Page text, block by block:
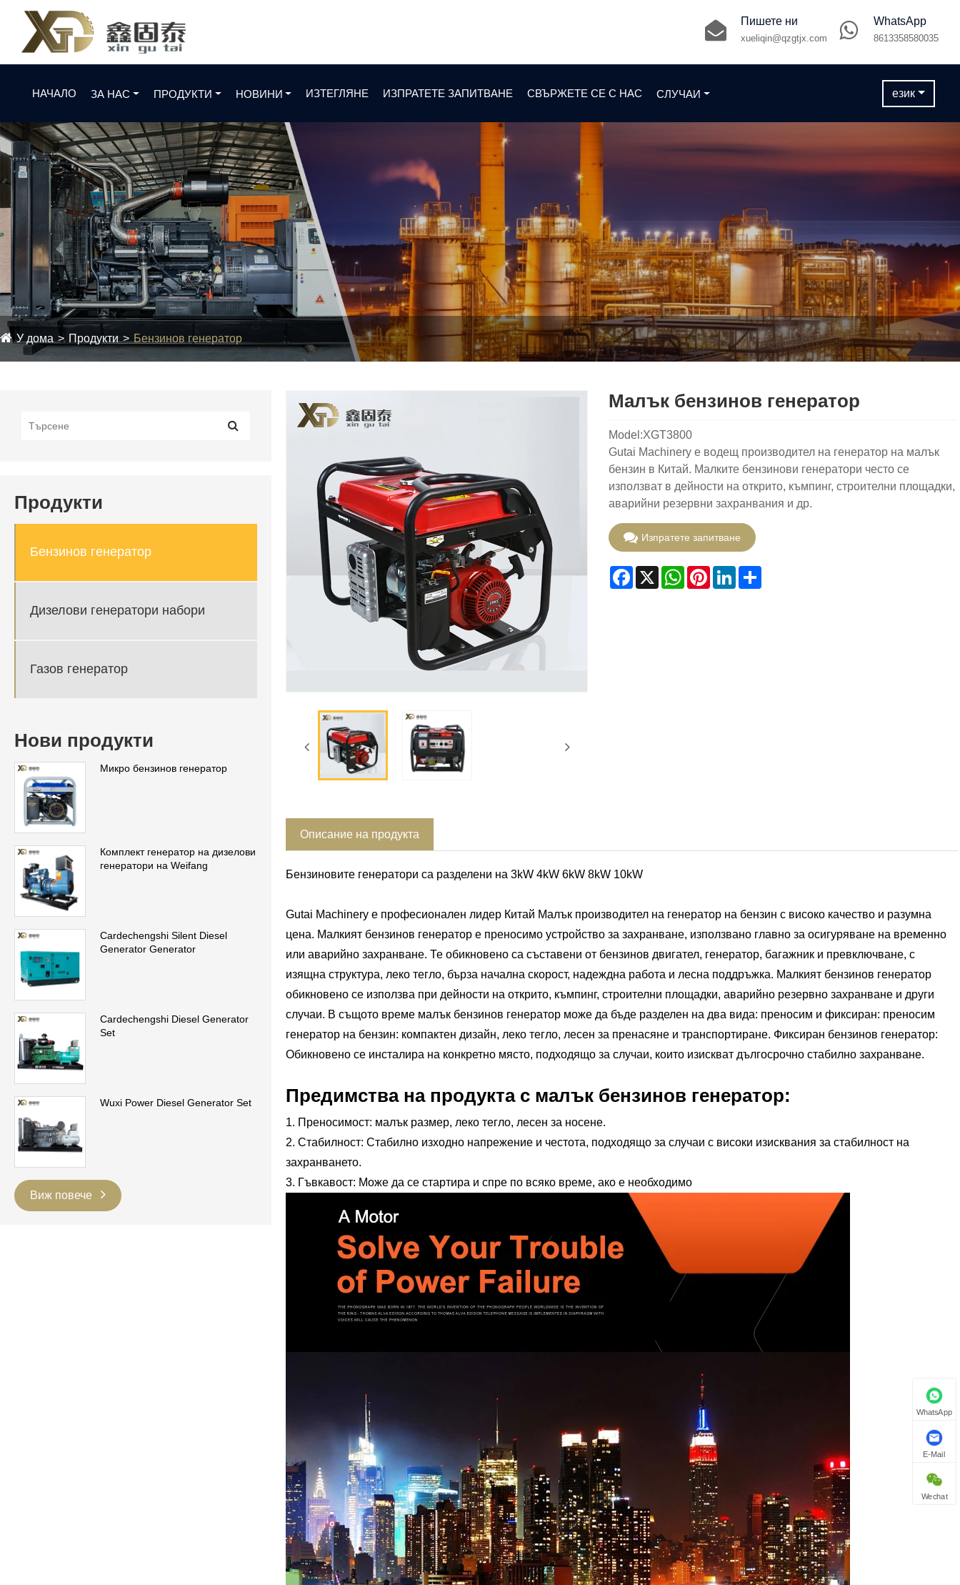
WhatsApp
8613358580035
Пишете ни
xueliqin@qzgtjx.com
НАЧАЛО ЗА НАС ПРОДУКТИ НОВИНИ ИЗТЕГЛЯНЕ ИЗПРАТЕТЕ ЗАПИТВАНЕ СВЪРЖЕТЕ СЕ С НАС СЛУЧАИ език
У дома Продукти Бензинов генератор
Продукти
Бензинов генератор
Дизелови генератори набори
Газов генератор
Нови продукти
Микро бензинов генератор
Комплект генератор на дизелови
генератори на Weifang
Cardechengshi Silent Diesel
Generator Generator
Cardechengshi Diesel Generator
Set
Wuxi Power Diesel Generator Set
Виж повече
Малък бензинов генератор
Model:XGT3800
Gutai Machinery е водещ производител на генератор на малък
бензин в Китай. Малките бензинови генератори често се
използват в дейности на открито, къмпинг, строителни площадки,
аварийни резервни захранвания и др.
Изпратете запитване
Facebook
X WhatsApp
PinterestLinkedInShare
Описание на продукта
Бензиновите генератори са разделени на 3kW 4kW 6kW 8kW 10kW
Gutai Machinery е професионален лидер Китай Малък производител на генератор на бензин с високо качество и разумна
цена. Малкият бензинов генератор е преносимо устройство за захранване, използвано главно за осигуряване на временно
или аварийно захранване. Те обикновено са съставени от бензинов двигател, генератор, багажник и превключване, с
изящна структура, леко тегло, бърза начална скорост, надеждна работа и лесна поддръжка. Малкият бензинов генератор
обикновено се използва при дейности на открито, къмпинг, строителни площадки, аварийно резервно захранване и други
случаи. В същото време малък бензинов генератор може да бъде разделен на два вида: преносим и фиксиран: преносим
генератор на бензин: компактен дизайн, леко тегло, лесен за пренасяне и транспортиране. Фиксиран бензинов генератор:
Обикновено се инсталира на конкретно място, подходящо за случаи, които изискват дългосрочно стабилно захранване.
Предимства на продукта с малък бензинов генератор:
1. Преносимост: малък размер, леко тегло, лесен за носене.
2. Стабилност: Стабилно изходно напрежение и честота, подходящо за случаи с високи изисквания за стабилност на
захранването.
3. Гъвкавост: Може да се стартира и спре по всяко време, ако е необходимо
WhatsApp
E-Mail
Wechat